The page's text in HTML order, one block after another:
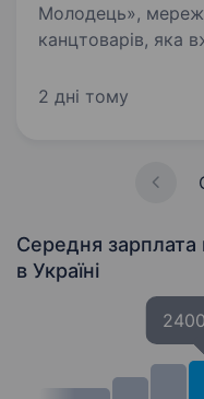
Молодець»,
канцтоварів, яка
канцелярські
2 дні тому
Середня зарплата
в Україні